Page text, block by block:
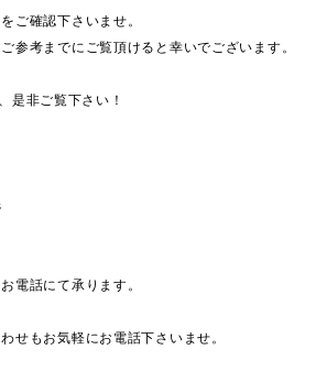
ご確認下さいませ。
参考までにご覧頂けると幸いでございます。
是非ご覧下さい！
電話にて承ります。
せもお気軽にお電話下さいませ。